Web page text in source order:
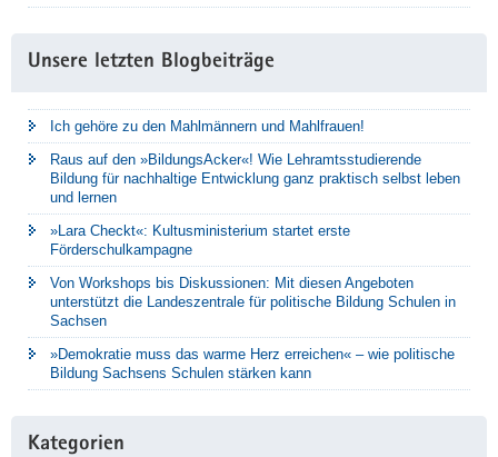
Unsere letzten Blogbeiträge
Ich gehöre zu den Mahlmännern und Mahlfrauen!
Raus auf den »BildungsAcker«! Wie Lehramtsstudierende
Bildung für nachhaltige Entwicklung ganz praktisch selbst leben
und lernen
»Lara Checkt«: Kultusministerium startet erste
Förderschulkampagne
Von Workshops bis Diskussionen: Mit diesen Angeboten
unterstützt die Landeszentrale für politische Bildung Schulen in
Sachsen
»Demokratie muss das warme Herz erreichen« – wie politische
Bildung Sachsens Schulen stärken kann
Kategorien